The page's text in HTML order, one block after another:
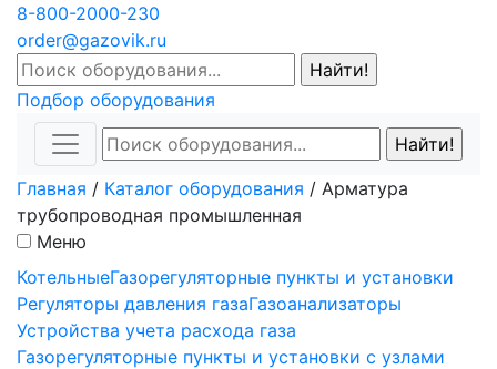
8-800-2000-230
order@gazovik.ru
Подбор оборудования
Главная / Каталог оборудования / Арматура
трубопроводная промышленная
Меню
КотельныеГазорегуляторные пункты и установки
Регуляторы давления газаГазоанализаторы
Устройства учета расхода газа
Газорегуляторные пункты и установки с узлами